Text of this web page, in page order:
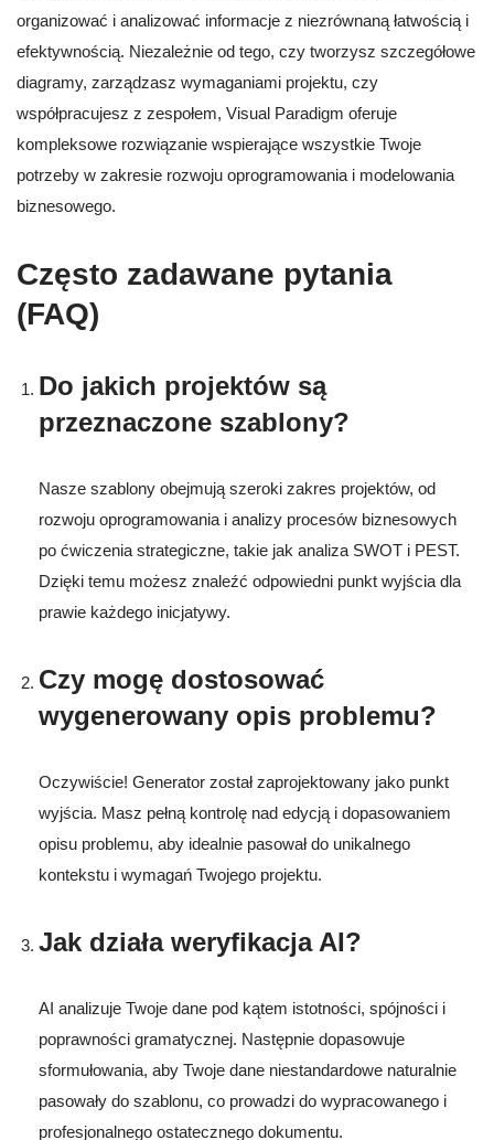
organizować i analizować informacje z niezrównaną łatwością i
efektywnością. Niezależnie od tego, czy tworzysz szczegółowe
diagramy, zarządzasz wymaganiami projektu, czy
współpracujesz z zespołem, Visual Paradigm oferuje
kompleksowe rozwiązanie wspierające wszystkie Twoje
potrzeby w zakresie rozwoju oprogramowania i modelowania
biznesowego.
Często zadawane pytania
(FAQ)
Do jakich projektów są
przeznaczone szablony?
Nasze szablony obejmują szeroki zakres projektów, od
rozwoju oprogramowania i analizy procesów biznesowych
po ćwiczenia strategiczne, takie jak analiza SWOT i PEST.
Dzięki temu możesz znaleźć odpowiedni punkt wyjścia dla
prawie każdego inicjatywy.
Czy mogę dostosować
wygenerowany opis problemu?
Oczywiście! Generator został zaprojektowany jako punkt
wyjścia. Masz pełną kontrolę nad edycją i dopasowaniem
opisu problemu, aby idealnie pasował do unikalnego
kontekstu i wymagań Twojego projektu.
Jak działa weryfikacja AI?
AI analizuje Twoje dane pod kątem istotności, spójności i
poprawności gramatycznej. Następnie dopasowuje
sformułowania, aby Twoje dane niestandardowe naturalnie
pasowały do szablonu, co prowadzi do wypracowanego i
profesjonalnego ostatecznego dokumentu.